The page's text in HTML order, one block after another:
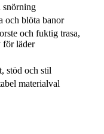
snörning
och blöta banor
och fuktig trasa,
för läder
stöd och stil
materialval